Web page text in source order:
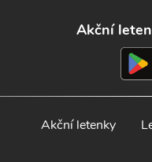
Akční
Akční letenky